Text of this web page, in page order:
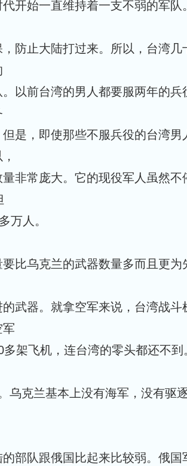
开始一直维持着一支不弱的军队
防止大陆打过来。所以，台湾几
以前台湾的男人都要服两年的兵
是，即使那些不服兵役的台湾男
非常庞大。它的现役军人虽然不
万人。
比乌克兰的武器数量多而且更为
武器。就拿空军来说，台湾战斗
军
多架飞机，连台湾的零头都还不
乌克兰基本上没有海军，没有驱
部队跟俄国比起来比较弱。俄国